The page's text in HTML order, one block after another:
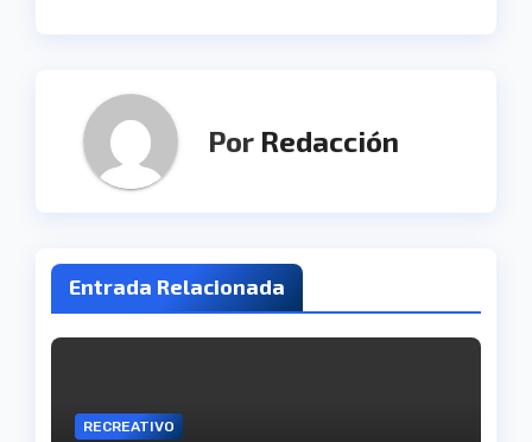
Por Redacción
Entrada Relacionada
RECREATIVO